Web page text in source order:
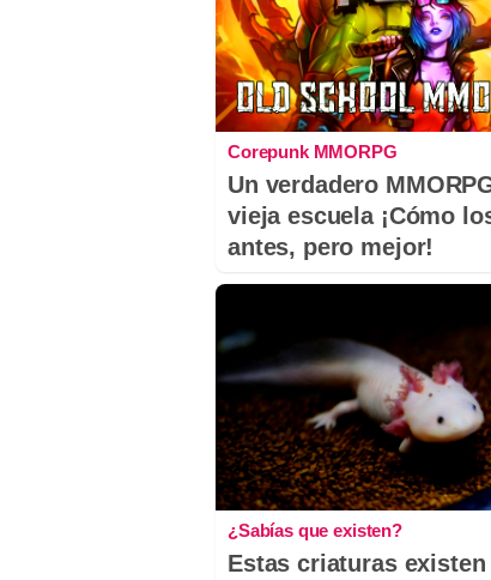
Corepunk MMORPG
Un verdadero
vieja escuela ¡Cómo
antes, pero mejor!
¿Sabías que existen?
Estas criaturas existen